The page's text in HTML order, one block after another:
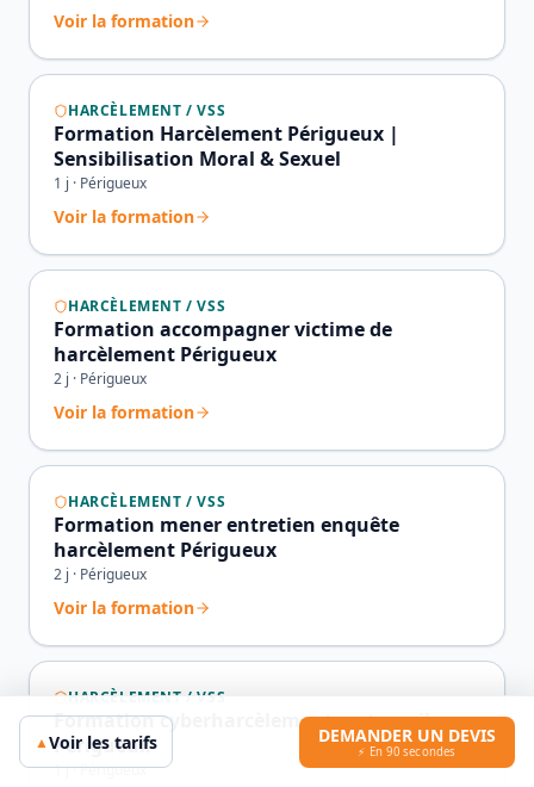
Voir la formation
HARCÈLEMENT / VSS
Formation Harcèlement Périgueux |
Sensibilisation Moral & Sexuel
1 j · Périgueux
Voir la formation
HARCÈLEMENT / VSS
Formation accompagner victime de
harcèlement Périgueux
2 j · Périgueux
Voir la formation
HARCÈLEMENT / VSS
Formation mener entretien enquête
harcèlement Périgueux
2 j · Périgueux
Voir la formation
HARCÈLEMENT / VSS
Formation cyberharcèlement au travail
Périgueux
1j ·Périgueux
▲Voir les tarifs DEMANDER UN DEVIS
⚡ En 90 secondes